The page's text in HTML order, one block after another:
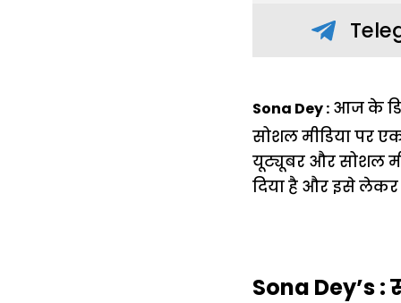
Sona Dey : आज के
सोशल मीडिया पर
यूट्यूबर और सोशल
दिया है और इसे लेकर
Sona Dey’s